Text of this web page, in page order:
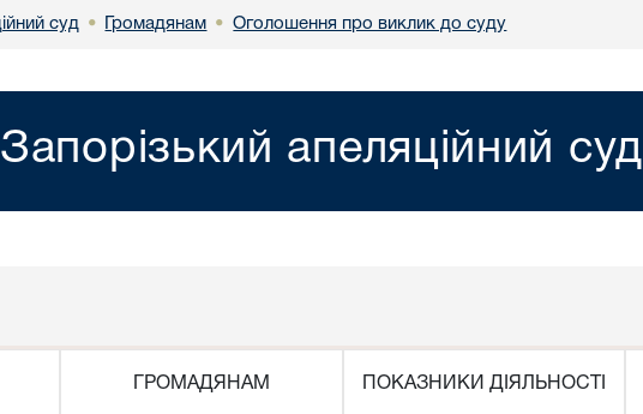
суд • Громадянам • Оголошення про виклик до суду
Запорізький апеляційний суд
ГРОМАДЯНАМ ПОКАЗНИКИ ДІЯЛЬНОСТІ